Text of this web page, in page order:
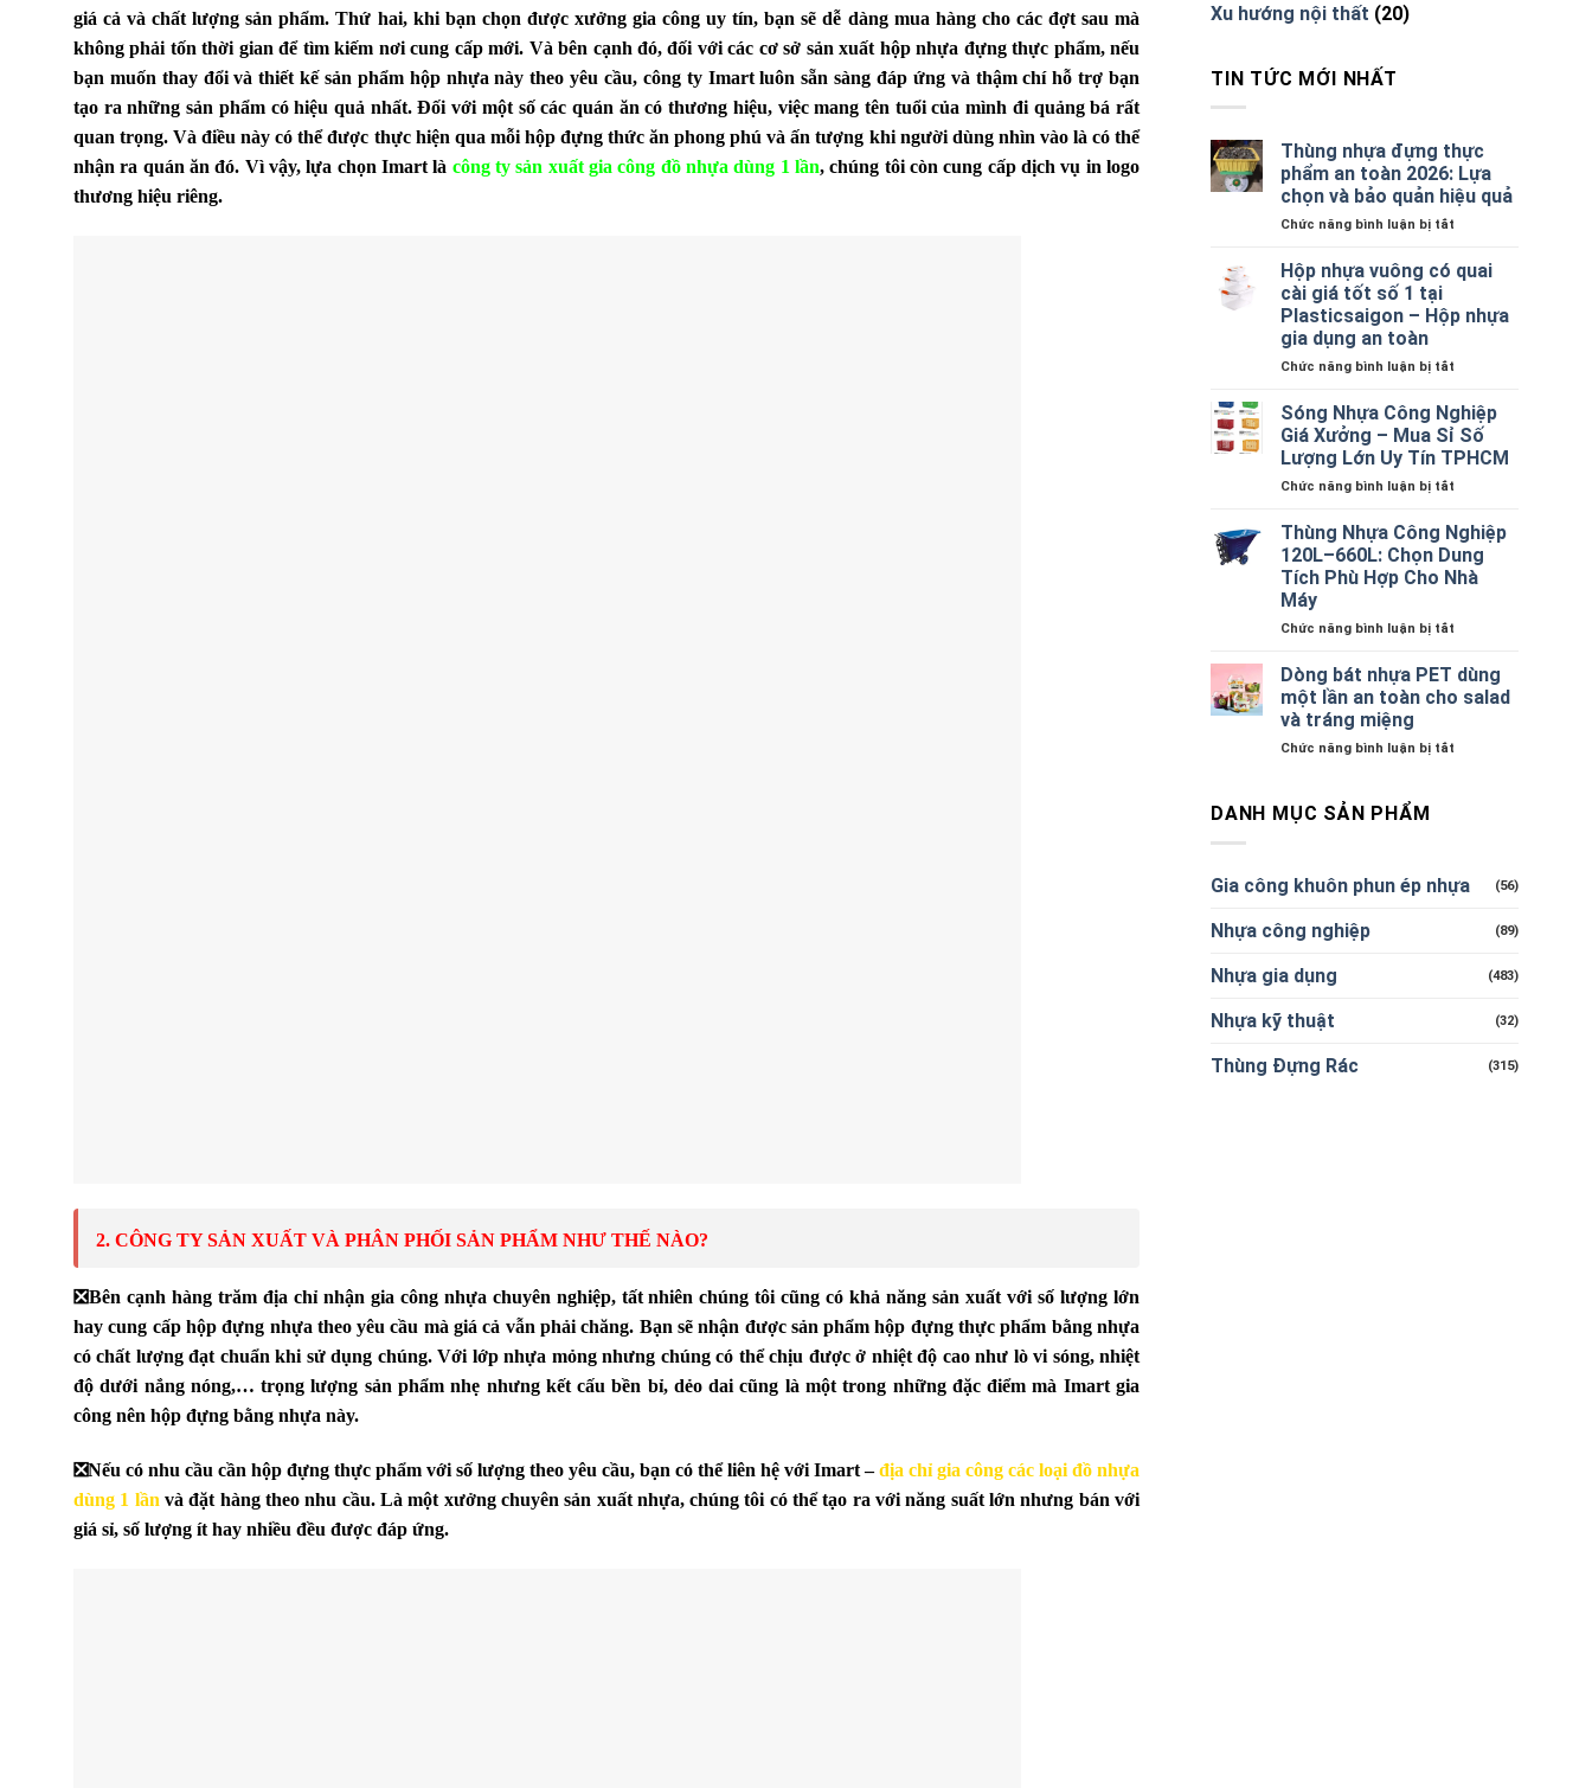
giá cả và chất lượng sản phẩm. Thứ hai, khi bạn chọn được xưởng gia công uy tín, bạn sẽ dễ dàng mua hàng cho các đợt sau mà
không phải tốn thời gian để tìm kiếm nơi cung cấp mới. Và bên cạnh đó, đối với các cơ sở sản xuất hộp nhựa đựng thực phẩm, nếu
bạn muốn thay đổi và thiết kế sản phẩm hộp nhựa này theo yêu cầu, công ty Imart luôn sẵn sàng đáp ứng và thậm chí hỗ trợ bạn
tạo ra những sản phẩm có hiệu quả nhất. Đối với một số các quán ăn có thương hiệu, việc mang tên tuổi của mình đi quảng bá rất
quan trọng. Và điều này có thể được thực hiện qua mỗi hộp đựng thức ăn phong phú và ấn tượng khi người dùng nhìn vào là có thể
nhận ra quán ăn đó. Vì vậy, lựa chọn Imart là công ty sản xuất gia công đồ nhựa dùng 1 lần, chúng tôi còn cung cấp dịch vụ in logo
thương hiệu riêng.
2. CÔNG TY SẢN XUẤT VÀ PHÂN PHỐI SẢN PHẨM NHƯ THẾ NÀO?
❎Bên cạnh hàng trăm địa chỉ nhận gia công nhựa chuyên nghiệp, tất nhiên chúng tôi cũng có khả năng sản xuất với số lượng lớn
hay cung cấp hộp đựng nhựa theo yêu cầu mà giá cả vẫn phải chăng. Bạn sẽ nhận được sản phẩm hộp đựng thực phẩm bằng nhựa
có chất lượng đạt chuẩn khi sử dụng chúng. Với lớp nhựa mỏng nhưng chúng có thể chịu được ở nhiệt độ cao như lò vi sóng, nhiệt
độ dưới nắng nóng,… trọng lượng sản phẩm nhẹ nhưng kết cấu bền bỉ, dẻo dai cũng là một trong những đặc điểm mà Imart gia
công nên hộp đựng bằng nhựa này.
❎Nếu có nhu cầu cần hộp đựng thực phẩm với số lượng theo yêu cầu, bạn có thể liên hệ với Imart –địa chỉ gia công các loại đồ nhựa
dùng 1 lần và đặt hàng theo nhu cầu. Là một xưởng chuyên sản xuất nhựa, chúng tôi có thể tạo ra với năng suất lớn nhưng bán với
giá sỉ, số lượng ít hay nhiều đều được đáp ứng.
Xu hướng nội thất (20)
TIN TỨC MỚI NHẤT
Thùng nhựa đựng thực
phẩm an toàn 2026: Lựa
chọn và bảo quản hiệu quả
Chức năng bình luận bị tắt
nhựa
đựng
phẩm
Lựa
chọn
và
bảo
quả
Hộp nhựa vuông có quai
cài giá tốt số 1 tại
Plasticsaigon – Hộp nhựa
gia dụng an toàn
Chức năng bình luận bị tắt
nhựa
vuông
có
quai
tốt
số
1
tại
nhựa
dụng
Sóng Nhựa Công Nghiệp
Giá Xưởng – Mua Sỉ Số
Lượng Lớn Uy Tín TPHCM
Chức năng bình luận bị tắt
Nhựa
Công
Nghiệp
Giá
Sỉ
Lượng
Thùng Nhựa Công Nghiệp
120L–660L: Chọn Dung
Tích Phù Hợp Cho Nhà
Máy
Chức năng bình luận bị tắt
Nhựa
Công
Nghiệp
Nhà
Dòng bát nhựa PET dùng
một lần an toàn cho salad
và tráng miệng
Chức năng bình luận bị tắt
lần
DANH MỤC SẢN PHẨM
Gia công khuôn phun ép nhựa (56)
Nhựa công nghiệp (89)
Nhựa gia dụng (483)
Nhựa kỹ thuật (32)
Thùng Đựng Rác (315)